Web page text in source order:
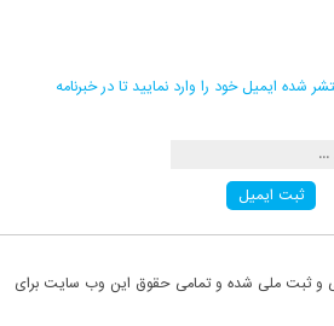
ایمیل خود را وارد نمایید تا در خبرنامه
و ثبت ملی شده و تمامی حقوق این وب سایت برای